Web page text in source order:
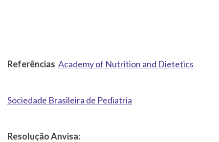
Referências Academy of Nutrition and Dietetics
Sociedade Brasileira de Pediatria
Resolução Anvisa: